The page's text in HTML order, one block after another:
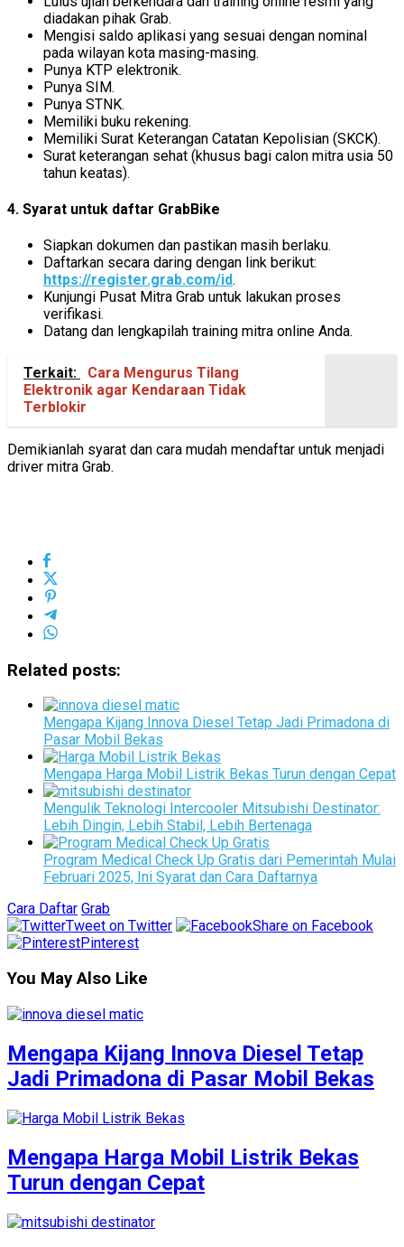
diadakan pihak Grab.
Mengisi saldo aplikasi yang sesuai dengan nominal
pada wilayan kota masing-masing.
Punya KTP elektronik.
Punya SIM.
Punya STNK.
Memiliki buku rekening.
Memiliki Surat Keterangan Catatan Kepolisian (SKCK).
Surat keterangan sehat (khusus bagi calon mitra usia 50
tahun keatas).
4. Syarat untuk daftar GrabBike
Siapkan dokumen dan pastikan masih berlaku.
Daftarkan secara daring dengan link berikut:
https://register.grab.com/id.
Kunjungi Pusat Mitra Grab untuk lakukan proses
verifikasi.
Datang dan lengkapilah training mitra online Anda.
Terkait:
Cara Mengurus Tilang
Elektronik agar Kendaraan Tidak
Terblokir
Demikianlah syarat dan cara mudah mendaftar untuk menjadi
driver mitra Grab.
Related posts:
Mengapa Kijang Innova Diesel Tetap Jadi Primadona di
Pasar Mobil Bekas
Mengapa Harga Mobil Listrik Bekas Turun dengan Cepat
Mengulik Teknologi Intercooler Mitsubishi Destinator:
Lebih Dingin, Lebih Stabil, Lebih Bertenaga
Program Medical Check Up Gratis dari Pemerintah Mulai
Februari 2025, Ini Syarat dan Cara Daftarnya
Cara Daftar Grab
Tweet on Twitter
Share on Facebook
Pinterest
You May Also Like
Mengapa Kijang Innova Diesel Tetap
Jadi Primadona di Pasar Mobil Bekas
Mengapa Harga Mobil Listrik Bekas
Turun dengan Cepat